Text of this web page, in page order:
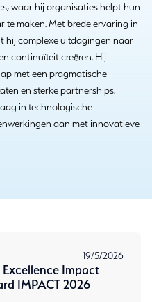
waar hij organisaties helpt hun
te maken. Met brede ervaring in
hij complexe uitdagingen naar
continuïteit creëren. Hij
met een pragmatische
en sterke partnerships.
in technologische
aan met innovatieve
19/5/2026
Impact
IMPACT 2026